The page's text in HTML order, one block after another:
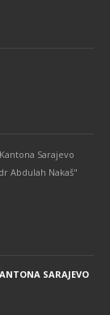
Sarajevo
Abdulah Nakaš"
SARAJEVO